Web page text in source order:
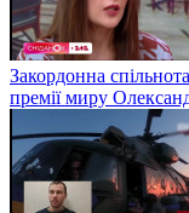
Закордонна
премії миру